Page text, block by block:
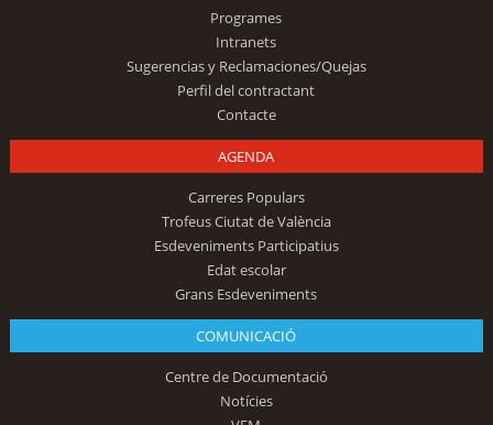
Programes
Intranets
Sugerencias y Reclamaciones/Quejas
Perfil del contractant
Contacte
AGENDA
Carreres Populars
Trofeus Ciutat de València
Esdeveniments Participatius
Edat escolar
Grans Esdeveniments
COMUNICACIÓ
Centre de Documentació
Notícies